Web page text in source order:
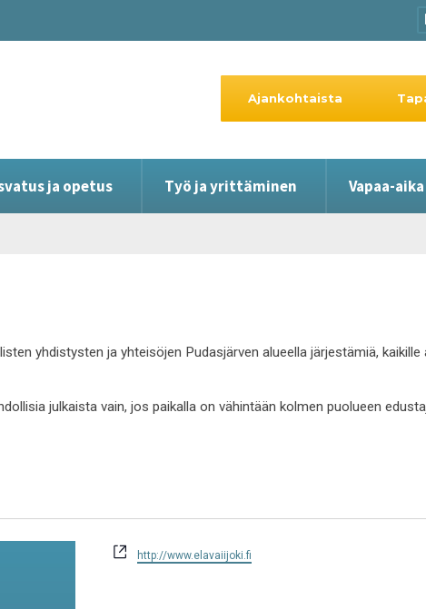
ja opetus Työ ja yrittäminen Vapaa-
Ajankohtaista
yhdistysten ja yhteisöjen Pudasjärven alueella järjestämiä,
julkaista vain, jos paikalla on vähintään kolmen puolueen
WWW-
sivusto
http://www.elavaiijoki.fi